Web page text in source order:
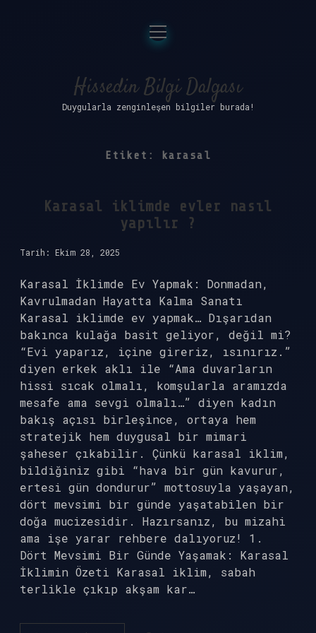
Anasayfa
Gizlilik Politikası
Yasal Uyarı
menüyü
aç
Hissedin Bilgi Dalgası
Duygularla zenginleşen bilgiler burada!
Etiket: karasal
Karasal iklimde evler nasıl
yapılır ?
Tarih: Ekim 28, 2025
Karasal İklimde Ev Yapmak: Donmadan,
Kavrulmadan Hayatta Kalma Sanatı
Karasal iklimde ev yapmak… Dışarıdan
bakınca kulağa basit geliyor, değil mi?
“Evi yaparız, içine gireriz, ısınırız.”
diyen erkek aklı ile “Ama duvarların
hissi sıcak olmalı, komşularla aramızda
mesafe ama sevgi olmalı…” diyen kadın
bakış açısı birleşince, ortaya hem
stratejik hem duygusal bir mimari
şaheser çıkabilir. Çünkü karasal iklim,
bildiğiniz gibi “hava bir gün kavurur,
ertesi gün dondurur” mottosuyla yaşayan,
dört mevsimi bir günde yaşatabilen bir
doğa mucizesidir. Hazırsanız, bu mizahi
ama işe yarar rehbere dalıyoruz! 1.
Dört Mevsimi Bir Günde Yaşamak: Karasal
İklimin Özeti Karasal iklim, sabah
terlikle çıkıp akşam kar…